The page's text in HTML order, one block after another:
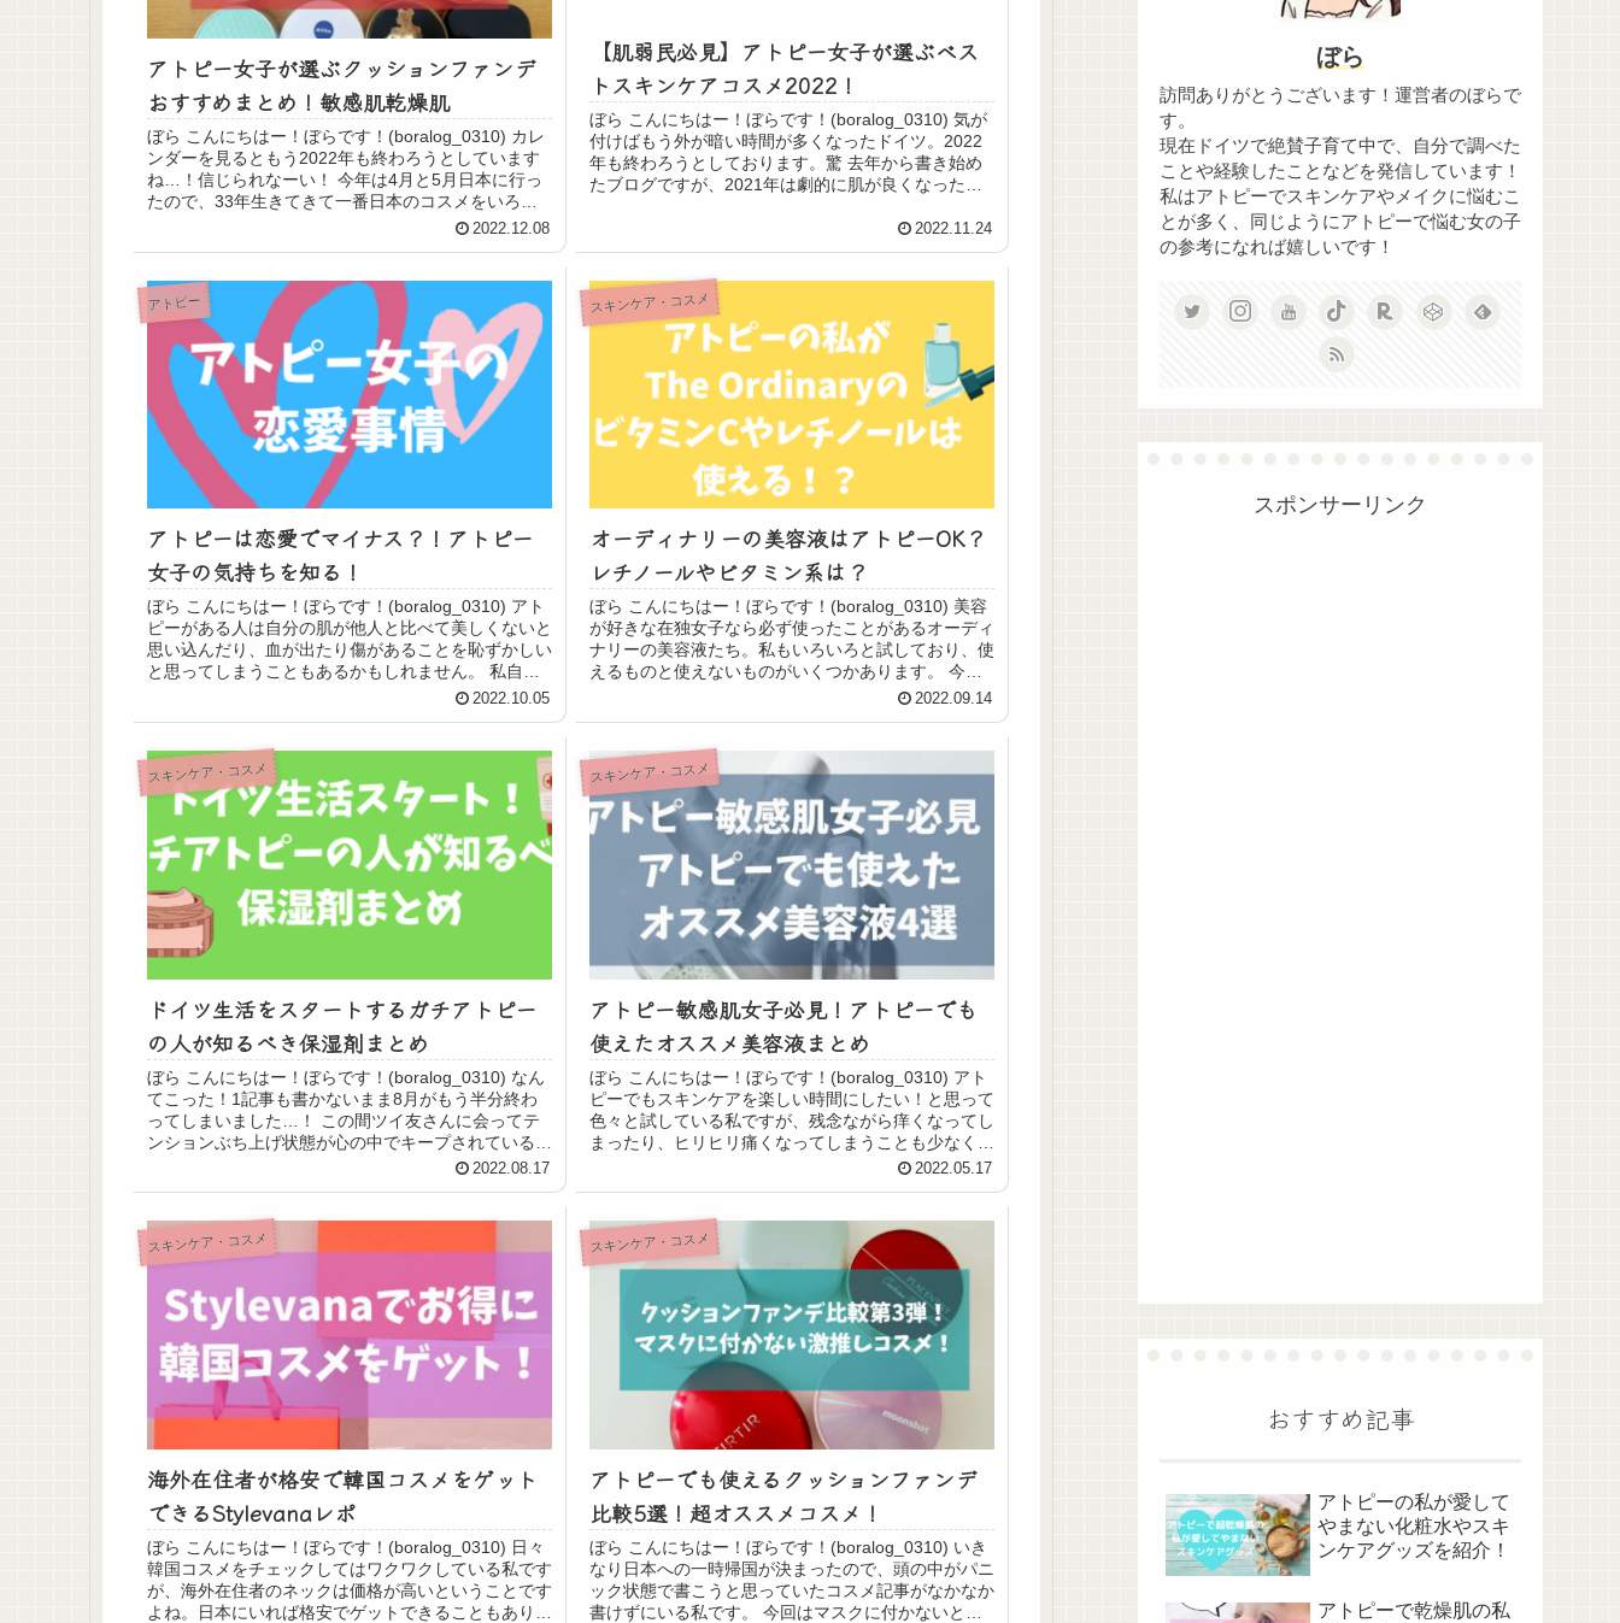
アトピー女子が選ぶクッションファンデ
おすすめまとめ！敏感肌乾燥肌
ぼら こんにちはー！ぼらです！(boralog_0310) カレ
ンダーを見るともう2022年も終わろうとしています
ね…！信じられなーい！ 今年は4月と5月日本に行っ
たので、33年生きてきて一番日本のコスメをいろい
2022.12.08
【肌弱民必見】アトピー女子が選ぶベス
トスキンケアコスメ2022！
ぼら こんにちはー！ぼらです！(boralog_0310) 気が
付けばもう外が暗い時間が多くなったドイツ。2022
年も終わろうとしております。驚 去年から書き始め
たブログですが、2021年は劇的に肌が良くなったも
2022.11.24
アトピー
アトピーは恋愛でマイナス？！アトピー
女子の気持ちを知る！
ぼら こんにちはー！ぼらです！(boralog_0310) アト
ピーがある人は自分の肌が他人と比べて美しくないと
思い込んだり、血が出たり傷があることを恥ずかしい
と思ってしまうこともあるかもしれません。 私自身
2022.10.05
スキンケア・コスメ
オーディナリーの美容液はアトピーOK？
レチノールやビタミン系は？
ぼら こんにちはー！ぼらです！(boralog_0310) 美容
が好きな在独女子なら必ず使ったことがあるオーディ
ナリーの美容液たち。私もいろいろと試しており、使
えるものと使えないものがいくつかあります。 今回
2022.09.14
スキンケア・コスメ
ドイツ生活をスタートするガチアトピー
の人が知るべき保湿剤まとめ
ぼら こんにちはー！ぼらです！(boralog_0310) なん
てこった！1記事も書かないまま8月がもう半分終わ
ってしまいました…！ この間ツイ友さんに会ってテ
ンションぶち上げ状態が心の中でキープされているの
2022.08.17
スキンケア・コスメ
アトピー敏感肌女子必見！アトピーでも
使えたオススメ美容液まとめ
ぼら こんにちはー！ぼらです！(boralog_0310) アト
ピーでもスキンケアを楽しい時間にしたい！と思って
色々と試している私ですが、残念ながら痒くなってし
まったり、ヒリヒリ痛くなってしまうことも少なくあ
2022.05.17
スキンケア・コスメ
海外在住者が格安で韓国コスメをゲット
できるStylevanaレポ
ぼら こんにちはー！ぼらです！(boralog_0310) 日々
韓国コスメをチェックしてはワクワクしている私です
が、海外在住者のネックは価格が高いということです
よね。日本にいれば格安でゲットできることもありま
スキンケア・コスメ
アトピーでも使えるクッションファンデ
比較5選！超オススメコスメ！
ぼら こんにちはー！ぼらです！(boralog_0310) いき
なり日本への一時帰国が決まったので、頭の中がパニ
ック状態で書こうと思っていたコスメ記事がなかなか
書けずにいる私です。 今回はマスクに付かないと噂
ぼら
訪問ありがとうございます！運営者のぼらで
す。
現在ドイツで絶賛子育て中で、自分で調べた
ことや経験したことなどを発信しています！
私はアトピーでスキンケアやメイクに悩むこ
とが多く、同じようにアトピーで悩む女の子
の参考になれば嬉しいです！
スポンサーリンク
おすすめ記事
アトピーの私が愛して
やまない化粧水やスキ
ンケアグッズを紹介！
アトピーで乾燥肌の私